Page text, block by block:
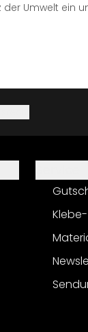
der Umwelt ein